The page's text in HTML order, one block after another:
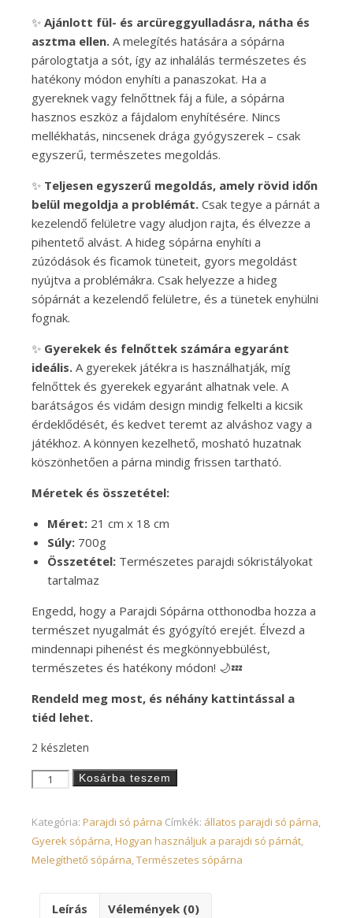
✨ Ajánlott fül- és arcüreggyulladásra, nátha és
asztma ellen. A melegítés hatására a sópárna
párologtatja a sót, így az inhalálás természetes és
hatékony módon enyhíti a panaszokat. Ha a
gyereknek vagy felnőttnek fáj a füle, a sópárna
hasznos eszköz a fájdalom enyhítésére. Nincs
mellékhatás, nincsenek drága gyógyszerek – csak
egyszerű, természetes megoldás.
✨ Teljesen egyszerű megoldás, amely rövid időn
belül megoldja a problémát. Csak tegye a párnát a
kezelendő felületre vagy aludjon rajta, és élvezze a
pihentető alvást. A hideg sópárna enyhíti a
zúzódások és ficamok tüneteit, gyors megoldást
nyújtva a problémákra. Csak helyezze a hideg
sópárnát a kezelendő felületre, és a tünetek enyhülni
fognak.
✨ Gyerekek és felnőttek számára egyaránt
ideális. A gyerekek játékra is használhatják, míg
felnőttek és gyerekek egyaránt alhatnak vele. A
barátságos és vidám design mindig felkelti a kicsik
érdeklődését, és kedvet teremt az alváshoz vagy a
játékhoz. A könnyen kezelhető, mosható huzatnak
köszönhetően a párna mindig frissen tartható.
Méretek és összetétel:
Méret: 21 cm x 18 cm
Súly: 700g
Összetétel: Természetes parajdi sókristályokat
tartalmaz
Engedd, hogy a Parajdi Sópárna otthonodba hozza a
természet nyugalmát és gyógyító erejét. Élvezd a
mindennapi pihenést és megkönnyebbülést,
természetes és hatékony módon! 🌙💤
Rendeld meg most, és néhány kattintással a
tiéd lehet.
2 készleten
Parajdi só párna ( cica ) tégla mennyiség
Kosárba teszem
Kategória: Parajdi só párna Címkék: állatos parajdi só párna
Gyerek sópárna Hogyan használjuk a parajdi só párnát
Melegíthető sópárna Természetes sópárna
Leírás Vélemények (0)